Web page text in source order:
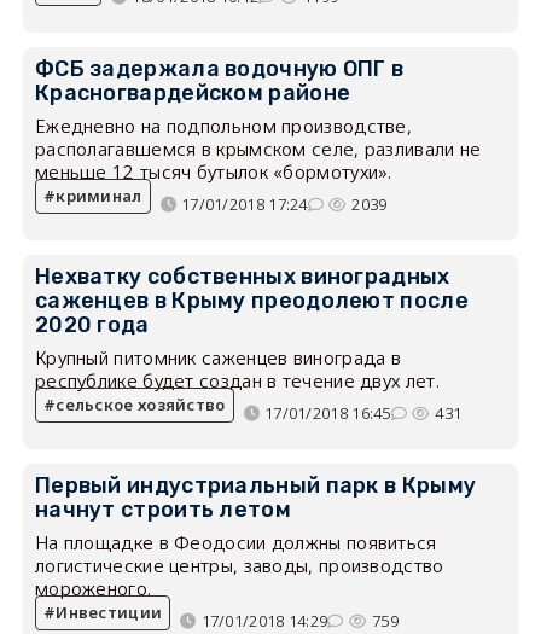
ФСБ задержала водочную ОПГ в
Красногвардейском районе
Ежедневно на подпольном производстве,
располагавшемся в крымском селе, разливали не
меньше 12 тысяч бутылок «бормотухи».
криминал 17/01/2018 17:24 2039
Нехватку собственных виноградных
саженцев в Крыму преодолеют после
2020 года
Крупный питомник саженцев винограда в
республике будет создан в течение двух лет.
сельское хозяйство 17/01/2018 16:45 431
Первый индустриальный парк в Крыму
начнут строить летом
На площадке в Феодосии должны появиться
логистические центры, заводы, производство
мороженого.
Инвестиции 17/01/2018 14:29 759